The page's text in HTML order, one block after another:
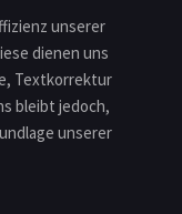
unserer
dienen uns
Textkorrektur
bleibt jedoch,
unserer